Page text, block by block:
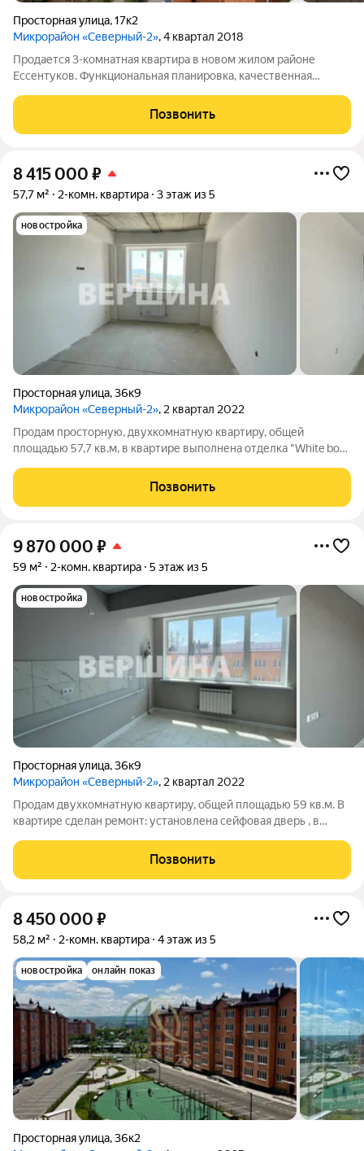
Просторная улица,17к2
Микрорайон «Северный-2», 4 квартал 2018
Продается 3-комнатная квартира в новом жилом районе
Ессентуков. Функциональная планировка, качественная
комфортного проживания без дополнительных вложений.
Характеристики квартиры:
Позвонить
8 415 000 ₽
57,7 м² 2-комн. квартира 3 этаж из 5
новостройка
Просторная улица,36к9
Микрорайон «Северный-2», 2 квартал 2022
Продам просторную, двухкомнатную квартиру, общей
площадью 57,7 кв.м, в квартире выполнена отделка "White box"
теплый пол (коридор, санузел, кухня), установлен
двухконтурный котел,
Позвонить
9 870 000 ₽
59 м² 2-комн. квартира 5 этаж из 5
новостройка
Просторная улица,36к9
Микрорайон «Северный-2», 2 квартал 2022
Продам двухкомнатную квартиру, общей площадью 59 кв.м. В
квартире сделан ремонт: установлена сейфовая дверь , в
Индивидуальное отопление. Территория ЖК закрытая и
оборудована автоматическими
Позвонить
8 450 000 ₽
58,2 м² 2-комн. квартира 4 этаж из 5
новостройка онлайн показ
Просторная улица,36к2